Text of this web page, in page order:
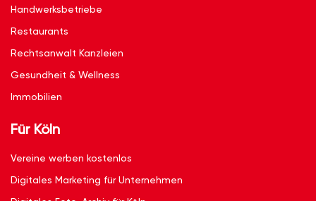
Handwerksbetriebe
Restaurants
Rechtsanwalt Kanzleien
Gesundheit & Wellness
Immobilien
Für Köln
Vereine werben kostenlos
Digitales Marketing für Unternehmen